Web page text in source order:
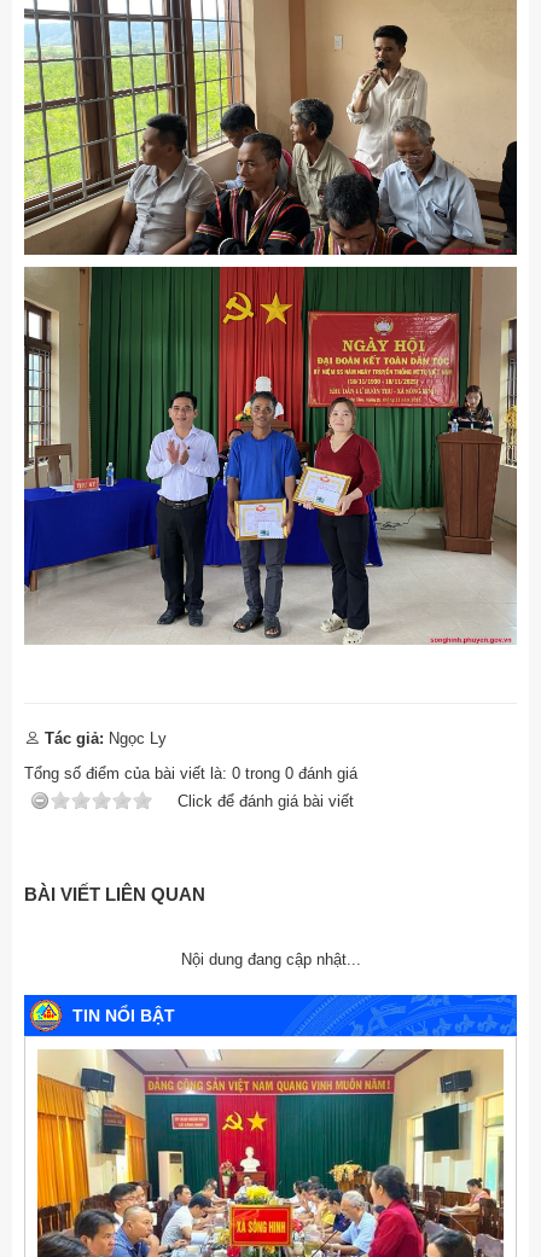
Tác giả: Ngọc Ly
Tổng số điểm của bài viết là: 0 trong 0 đánh giá
Click để đánh giá bài viết
BÀI VIẾT LIÊN QUAN
Nội dung đang cập nhật...
TIN NỔI BẬT